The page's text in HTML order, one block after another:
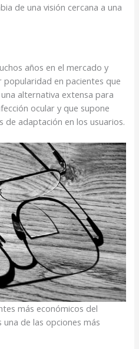
de una visión cercana a una
años en el mercado y
popularidad en pacientes que
alternativa extensa para
ocular y que supone
de adaptación en los usuarios.
más económicos del
de las opciones más